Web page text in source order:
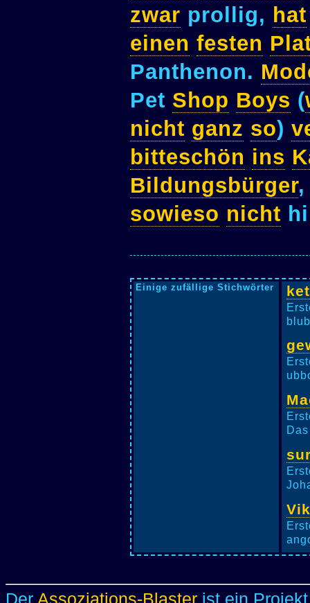
zwar prollig, hat
einen festen
Panthenon.
Pet Shop Boys (
nicht ganz so)
bitteschön ins
Bildungsbürger
sowieso nicht
Einige zufällige Stichwörter
Der Assoziations-Blaster ist ein